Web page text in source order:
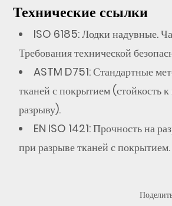
Технические ссылки
ISO 6185: Лодки надувные.
Требования технической
ASTM D751: Стандартные
тканей с покрытием (стойкость
разрыву).
EN ISO 1421: Прочность на
при разрыве тканей с покрытием.